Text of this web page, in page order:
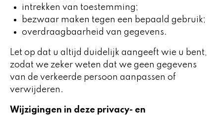
intrekken van toestemming;
bezwaar maken tegen een bepaald gebruik;
overdraagbaarheid van gegevens.
Let op dat u altijd duidelijk aangeeft wie u bent,
zodat we zeker weten dat we geen gegevens
van de verkeerde persoon aanpassen of
verwijderen.
Wijzigingen in deze privacy- en